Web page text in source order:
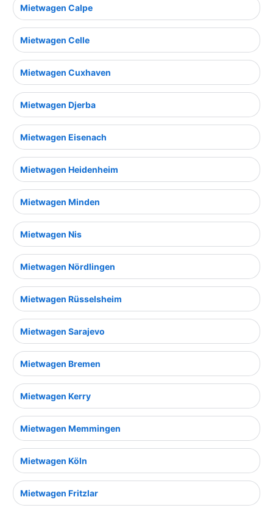
Mietwagen Calpe
Mietwagen Celle
Mietwagen Cuxhaven
Mietwagen Djerba
Mietwagen Eisenach
Mietwagen Heidenheim
Mietwagen Minden
Mietwagen Nis
Mietwagen Nördlingen
Mietwagen Rüsselsheim
Mietwagen Sarajevo
Mietwagen Bremen
Mietwagen Kerry
Mietwagen Memmingen
Mietwagen Köln
Mietwagen Fritzlar